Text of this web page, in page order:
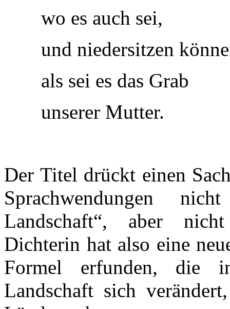
wo es auch sei,
und niedersitzen
als sei es das Grab
unserer Mutter.
Der Titel drückt einen
Sprachwendungen
Landschaft“, aber
Dichterin hat also eine
Formel erfunden, die
Landschaft sich